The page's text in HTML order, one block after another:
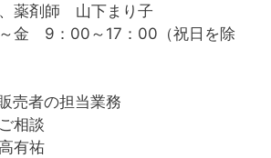
薬剤師 山下まり子
～金 9：00～17：00（祝日を除
売者の担当業務
相談
有祐